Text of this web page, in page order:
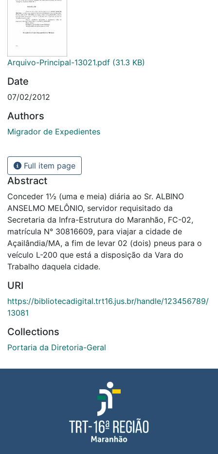
Arquivo-Principal-13021.pdf (31.3 KB)
Date
07/02/2012
Authors
Migrador de Expedientes
Full item page
Abstract
Conceder 1½ (uma e meia) diária ao Sr. ALBINO
ANSELMO MELÔNIO, servidor requisitado da
Secretaria da Infra-Estrutura do Maranhão, FC-02,
matrícula N° 30816609, para viajar a cidade de
Açailândia/MA, a fim de levar 02 (dois) pneus para o
veículo L-200 que está a disposição da Vara do
Trabalho daquela cidade.
URI
https://bibliotecadigital.trt16.jus.br/handle/123456789/
13081
Collections
Portaria da Diretoria-Geral